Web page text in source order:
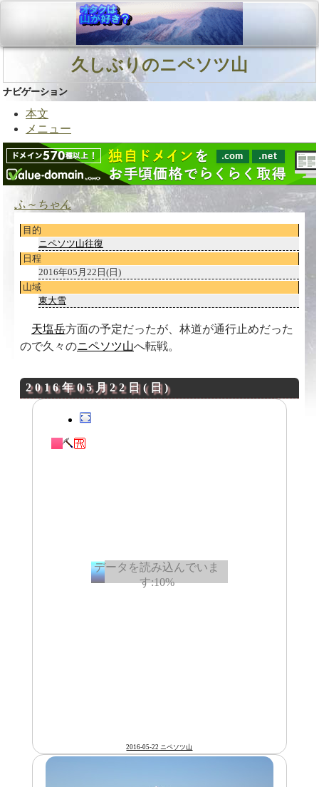
久しぶりのニペソツ山
ナビゲーション
本文
メニュー
ふ～ちゃん
目的
ニペソツ山往復
日程
2016年05月22日(日)
山域
東大雪
天塩岳方面の予定だったが、林道が通行止めだった
ので久々のニペソツ山へ転戦。
2016年05月22日(日)
2016-05-22 ニペソツ山